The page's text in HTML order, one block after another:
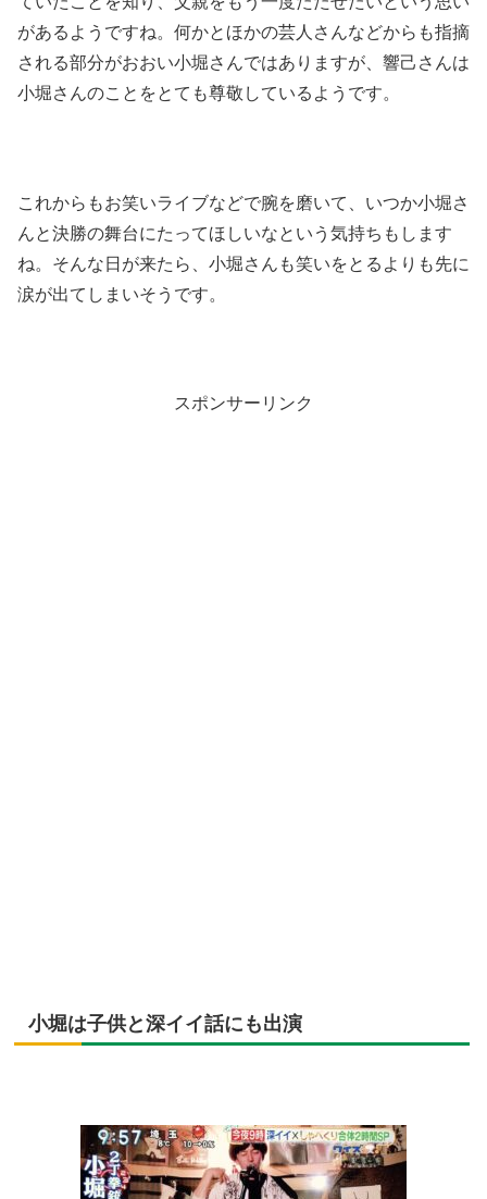
があるようですね。何かとほかの芸人さんなどからも指摘
される部分がおおい小堀さんではありますが、響己さんは
小堀さんのことをとても尊敬しているようです。
これからもお笑いライブなどで腕を磨いて、いつか小堀さ
んと決勝の舞台にたってほしいなという気持ちもします
ね。そんな日が来たら、小堀さんも笑いをとるよりも先に
涙が出てしまいそうです。
スポンサーリンク
小堀は子供と深イイ話にも出演